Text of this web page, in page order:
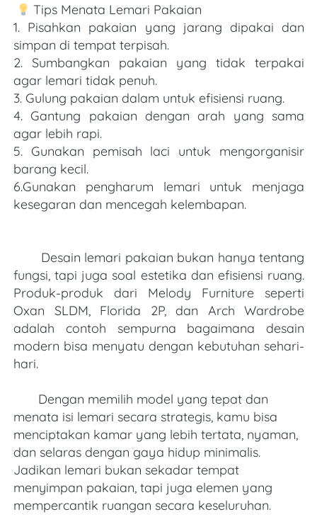
Tips Menata Lemari Pakaian
1. Pisahkan pakaian yang jarang dipakai dan
simpan di tempat terpisah.
2. Sumbangkan pakaian yang tidak terpakai
agar lemari tidak penuh.
3. Gulung pakaian dalam untuk efisiensi ruang.
4. Gantung pakaian dengan arah yang sama
agar lebih rapi.
5. Gunakan pemisah laci untuk mengorganisir
barang kecil.
6.Gunakan pengharum lemari untuk menjaga
kesegaran dan mencegah kelembapan.
fungsi, tapi juga soal estetika dan efisiensi ruang.
Produk-produk dari Melody Furniture seperti
Oxan SLDM, Florida 2P, dan Arch Wardrobe
adalah contoh sempurna bagaimana desain
modern bisa menyatu dengan kebutuhan sehari-
hari.
menata isi lemari secara strategis, kamu bisa
menciptakan kamar yang lebih tertata, nyaman,
dan selaras dengan gaya hidup minimalis.
Jadikan lemari bukan sekadar tempat
menyimpan pakaian, tapi juga elemen yang
mempercantik ruangan secara keseluruhan.